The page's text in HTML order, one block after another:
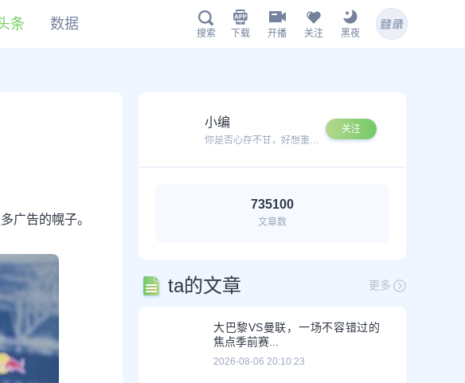
条 数据
搜索 下载 开播 关注 黑夜
广告的幌子。
小编
关注
你是否心存不甘，好想重新再次搏杀一番？
735100
文章数
ta的文章 更多
大巴黎VS曼联，一场不容错过的
焦点季前赛...
2026-08-06 20:10:23